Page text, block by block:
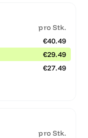
pro Stk.
€40.49
€29.49
€27.49
pro Stk.